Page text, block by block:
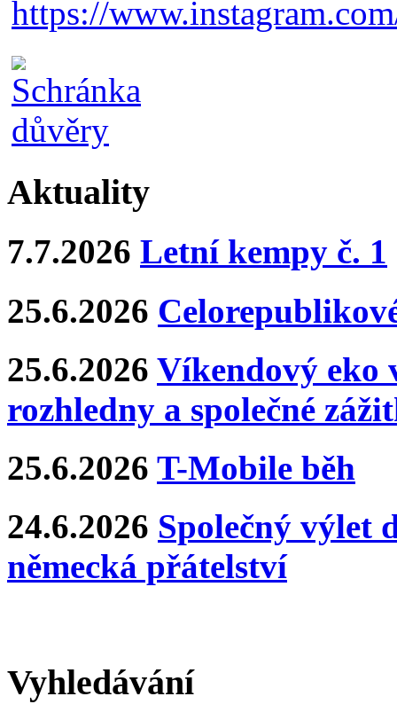
Aktuality
7.7.2026 Letní kempy č. 1
25.6.2026
25.6.2026 Víkendový eko
rozhledny a společné
25.6.2026 T-Mobile běh
24.6.2026 Společný výlet
německá přátelství
Vyhledávání